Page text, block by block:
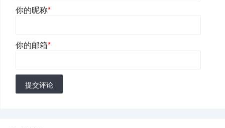
你的昵称*
你的邮箱*
提交评论